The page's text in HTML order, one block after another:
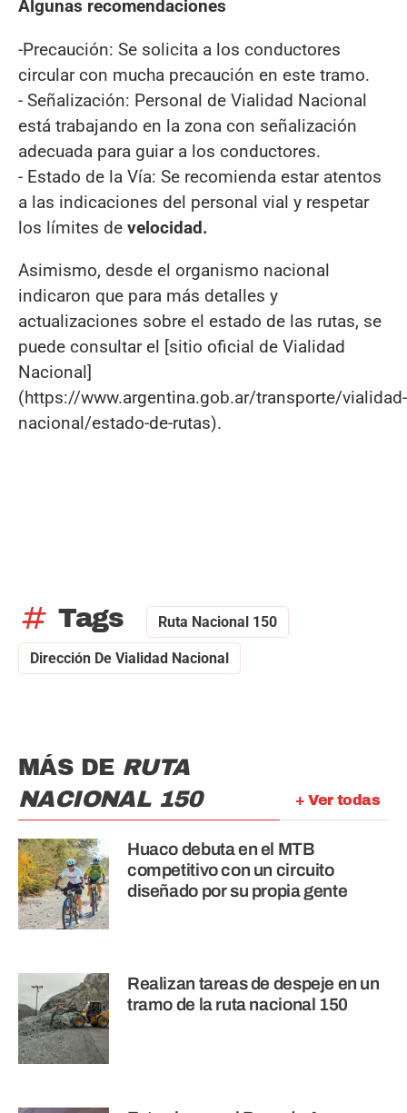
Algunas recomendaciones
-Precaución: Se solicita a los conductores
circular con mucha precaución en este tramo.
- Señalización: Personal de Vialidad Nacional
está trabajando en la zona con señalización
adecuada para guiar a los conductores.
- Estado de la Vía: Se recomienda estar atentos
a las indicaciones del personal vial y respetar
los límites de velocidad.
Asimismo, desde el organismo nacional
indicaron que para más detalles y
actualizaciones sobre el estado de las rutas, se
puede consultar el [sitio oficial de Vialidad
Nacional]
(https://www.argentina.gob.ar/transporte/vialidad-
nacional/estado-de-rutas).
tag Tags Ruta Nacional 150
Dirección De Vialidad Nacional
+ Ver todas
MÁS DE RUTA
NACIONAL 150
Huaco debuta en el MTB
competitivo con un circuito
diseñado por su propia gente
Realizan tareas de despeje en un
tramo de la ruta nacional 150